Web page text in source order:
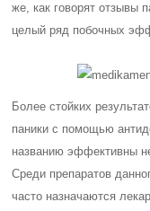
же, как говорят отзывы
целый ряд побочных
Более стойких
паники с помощью
названию эффективны
Среди препаратов
часто назначаются